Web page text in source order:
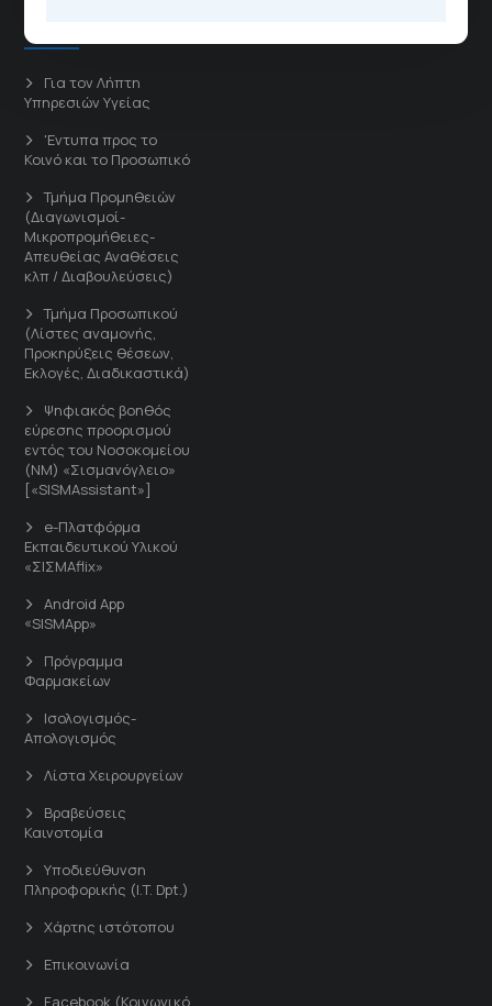
Για τον Λήπτη
Υπηρεσιών Υγείας
'Εντυπα προς το
Κοινό και το Προσωπικό
Τμήμα Προμηθειών
(Διαγωνισμοί-
Μικροπρομήθειες-
Απευθείας Αναθέσεις
κλπ / Διαβουλεύσεις)
Τμήμα Προσωπικού
(Λίστες αναμονής,
Προκηρύξεις θέσεων,
Εκλογές, Διαδικαστικά)
Ψηφιακός βοηθός
εύρεσης προορισμού
εντός του Νοσοκομείου
(ΝΜ) «Σισμανόγλειο»
[«SISMAssistant»]
e-Πλατφόρμα
Εκπαιδευτικού Υλικού
«ΣΙΣΜΑflix»
Android App
«SISMApp»
Πρόγραμμα
Φαρμακείων
Ισολογισμός-
Απολογισμός
Λίστα Χειρουργείων
Βραβεύσεις
Καινοτομία
Υποδιεύθυνση
Πληροφορικής (I.T. Dpt.)
Χάρτης ιστότοπου
Επικοινωνία
Facebook (Κοινωνικό